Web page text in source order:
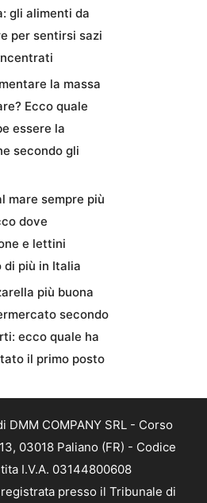
gli alimenti da
per sentirsi sazi
la massa
Ecco quale
essere la
secondo gli
mare sempre più
dove
e lettini
di più in Italia
più buona
secondo
ecco quale ha
il primo posto
DMM COMPANY SRL - Corso
03018 Paliano (FR) - Codice
I.V.A. 03144800608
presso il Tribunale di